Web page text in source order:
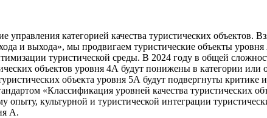
категорией качества туристических объектов.
и выхода», мы продвигаем туристические объекты
туристической среды. В 2024 году в общей
объектов уровня 4А будут понижены в категории
объекта уровня 5А будут подвергнуты
«Классификация уровней качества туристических
опыту, культурной и туристической интеграции
А.